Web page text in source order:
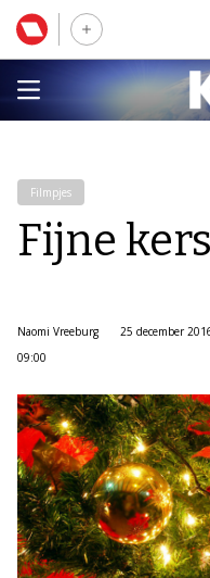
Filmpjes
Fijne
Naomi Vreeburg
25 december
09:00